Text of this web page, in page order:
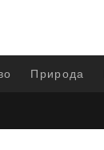
Природа